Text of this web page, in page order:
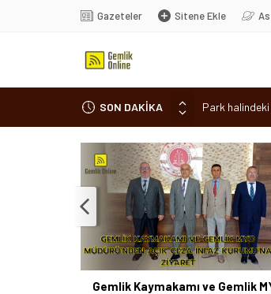
Gazeteler Sitene Ekle
SON DAKİKA
Park
Osmangazi’de
7 aylık
Nilüfer’de
Romanya’da
Gemlik Kaymakamı ve Gemlik